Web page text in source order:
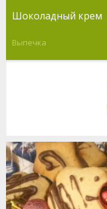
Шоколадный крем
Выпечка